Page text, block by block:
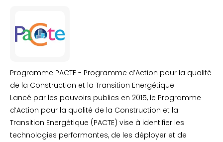
Programme PACTE - Programme d’Action pour la qualité
de la Construction et la Transition Energétique
Lancé par les pouvoirs publics en 2015, le Programme
d’Action pour la qualité de la Construction et la
Transition Energétique (PACTE) vise à identifier les
technologies performantes, de les déployer et de